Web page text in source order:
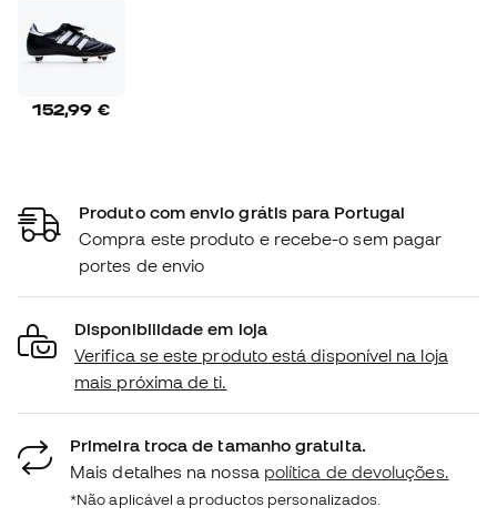
152,99 €
Produto com envio grátis para Portugal
Compra este produto e recebe-o sem pagar
portes de envio
Disponibilidade em loja
Verifica se este produto está disponível na loja
mais próxima de ti.
Primeira troca de tamanho gratuita.
Mais detalhes na nossa política de devoluções.
*Não aplicável a productos personalizados.